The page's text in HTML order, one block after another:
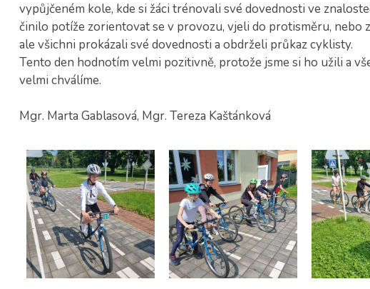
vypůjčeném kole, kde si žáci trénovali své dovednosti ve
činilo potíže zorientovat se v provozu, vjeli do protisměru, nebo
ale všichni prokázali své dovednosti a obdrželi průkaz cyklisty.
Tento den hodnotím velmi pozitivně, protože jsme si ho užili a
velmi chválíme.
Mgr. Marta Gablasová, Mgr. Tereza Kaštánková